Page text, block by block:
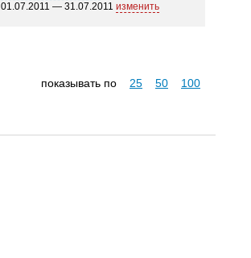
01.07.2011 — 31.07.2011 изменить
показывать по 25 50 100